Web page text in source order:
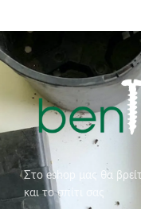
Στο eshop μας θα
και το σπίτι σας